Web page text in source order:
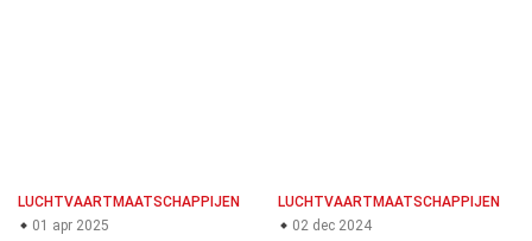
LUCHTVAARTMAATSCHAPPIJEN
01 apr 2025
LUCHTVAARTMAATSCHAPPIJEN
02 dec 2024